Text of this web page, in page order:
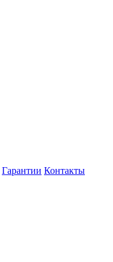
Гарантии Контакты